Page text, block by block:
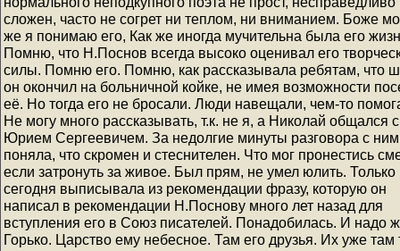
сложен, часто не согрет ни теплом, ни вниманием. Боже
же я понимаю его, Как же иногда мучительна была его
Помню, что Н.Поснов всегда высоко оценивал его
силы. Помню его. Помню, как рассказывала ребятам, что
он окончил на больничной койке, не имея возможности
её. Но тогда его не бросали. Люди навещали, чем-то
Не могу много рассказывать, т.к. не я, а Николай общался с
Юрием Сергеевичем. За недолгие минуты разговора с ним
поняла, что скромен и стеснителен. Что мог пронестись
если затронуть за живое. Был прям, не умел юлить. Только
сегодня выписывала из рекомендации фразу, которую он
написал в рекомендации Н.Поснову много лет назад для
вступления его в Союз писателей. Понадобилась. И надо
Горько. Царство ему небесное. Там его друзья. Их уже там